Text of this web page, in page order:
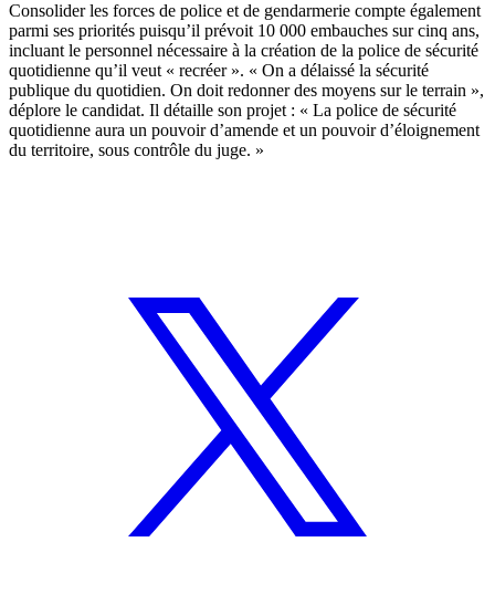
Consolider les forces de police et de gendarmerie compte également
parmi ses priorités puisqu’il prévoit 10 000 embauches sur cinq ans,
incluant le personnel nécessaire à la création de la police de sécurité
quotidienne qu’il veut « recréer ». « On a délaissé la sécurité
publique du quotidien. On doit redonner des moyens sur le terrain »,
déplore le candidat. Il détaille son projet : « La police de sécurité
quotidienne aura un pouvoir d’amende et un pouvoir d’éloignement
du territoire, sous contrôle du juge. »